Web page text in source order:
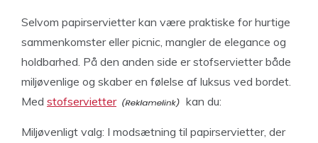
Selvom papirservietter kan være praktiske for hurtige
sammenkomster eller picnic, mangler de elegance og
holdbarhed. På den anden side er stofservietter både
miljøvenlige og skaber en følelse af luksus ved bordet.
Med stofservietter kan du:
Miljøvenligt valg: I modsætning til papirservietter, der